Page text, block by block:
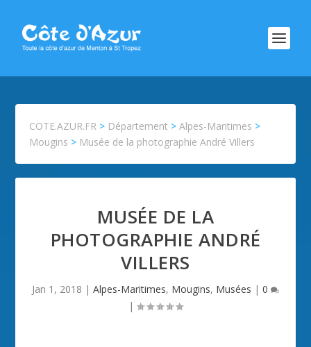
COTE.AZUR.FR > Département >Alpes-Maritimes >
Mougins > Musée de la photographie André Villers
MUSÉE DE LA
PHOTOGRAPHIE ANDRÉ
VILLERS
Jan 1, 2018 | Alpes-Maritimes, Mougins, Musées | 0
|